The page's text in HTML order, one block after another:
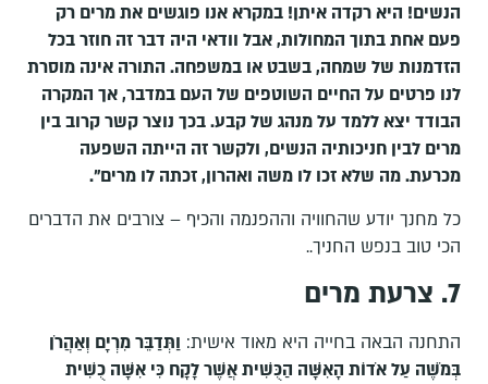
הנשים! היא רקדה איתן! במקרא אנו פוגשים את מרים רק
פעם אחת בתוך המחולות, אבל וודאי היה דבר זה חוזר בכל
הזדמנות של שמחה, בשבט או במשפחה. התורה אינה מוסרת
לנו פרטים על החיים השוטפים של העם במדבר, אך המקרה
הבודד יצא ללמד על מנהג של קבע. בכך נוצר קשר קרוב בין
מרים לבין חניכותיה הנשים, ולקשר זה הייתה השפעה
מכרעת. מה שלא זכו לו משה ואהרון, זכתה לו מרים".
כל מחנך יודע שהחוויה וההפנמה והכיף – צורבים את הדברים
הכי טוב בנפש החניך..
7. צרעת מרים
התחנה הבאה בחייה היא מאוד אישית: וַתְּדַבֵּר מִרְיָם וְאַהֲרֹן
בְּמֹשֶׁה עַל אֹדוֹת הָאִשָּׁה הַכֻּשִׁית אֲשֶׁר לָקָח כִּי אִשָּׁה כֻשִׁית